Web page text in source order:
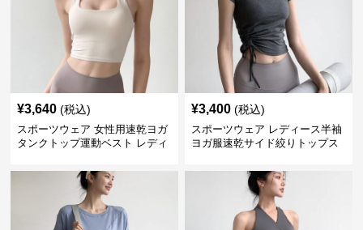
¥3,640 (税込)
スポーツウェア 女性用速乾ヨガ
タンクトップ運動ベスト レディ
¥3,400 (税込)
スポーツウェア レディース半袖
ヨガ服速乾サイド絞りトップス